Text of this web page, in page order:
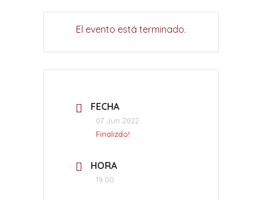
El evento está terminado.
FECHA
07 Jun 2022
Finalizdo!
HORA
19:00